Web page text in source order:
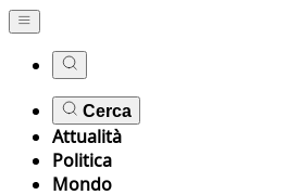
Cerca
Attualità
Politica
Mondo